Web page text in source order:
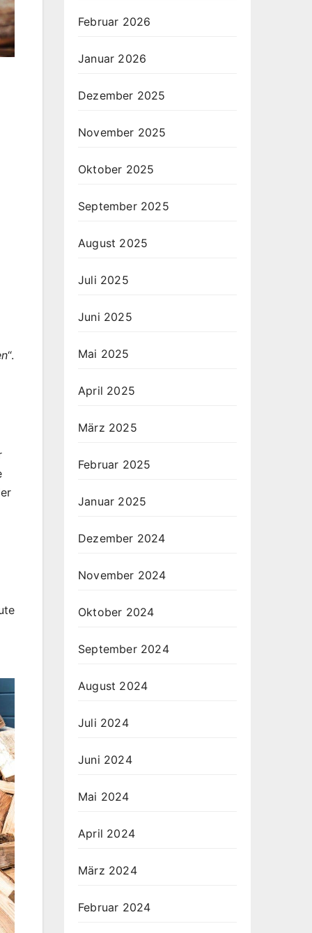
“.
Februar 2026
Januar 2026
Dezember 2025
November 2025
Oktober 2025
September 2025
August 2025
Juli 2025
Juni 2025
Mai 2025
April 2025
März 2025
Februar 2025
Januar 2025
Dezember 2024
November 2024
Oktober 2024
September 2024
August 2024
Juli 2024
Juni 2024
Mai 2024
April 2024
März 2024
Februar 2024